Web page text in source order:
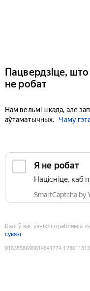
Пацвердзіце,
не робат
Нам вельмі шкада, але
аўтаматычных.
Чаму
Я не робат
Націсніце, каб
SmartCaptcha by
Калі ў вас узніклі праблемы,
сувязі
9183558690614841774: